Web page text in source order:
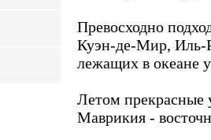
Превосходно
Куэн-де-Мир, Иль-
лежащих в океане
Летом прекрасные
Маврикия -